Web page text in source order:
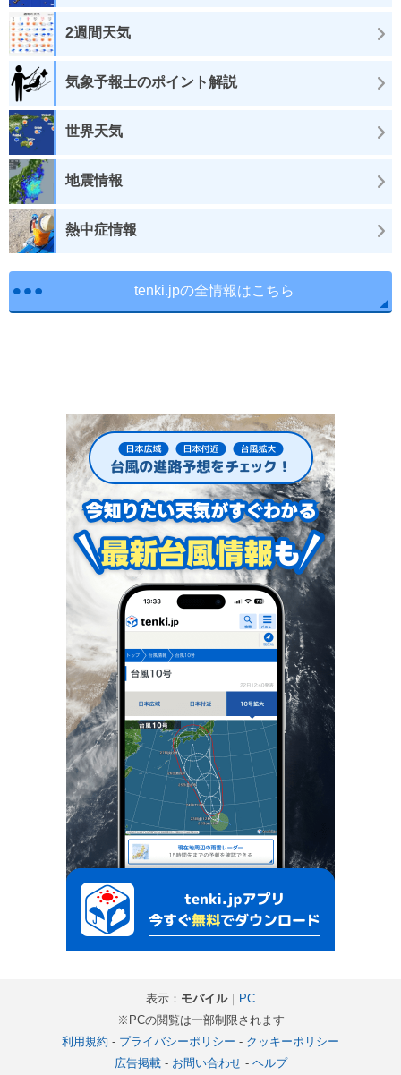
2週間天気
気象予報士のポイント解説
世界天気
地震情報
熱中症情報
tenki.jpの全情報はこちら
表示： モバイル｜ PC
※PCの閲覧は一部制限されます
利用規約 - プライバシーポリシー - クッキーポリシー
広告掲載- お問い合わせ- ヘルプ